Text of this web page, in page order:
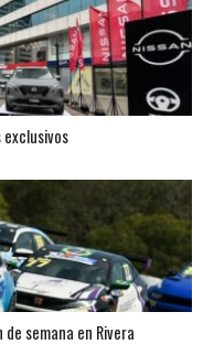
semana en Rivera